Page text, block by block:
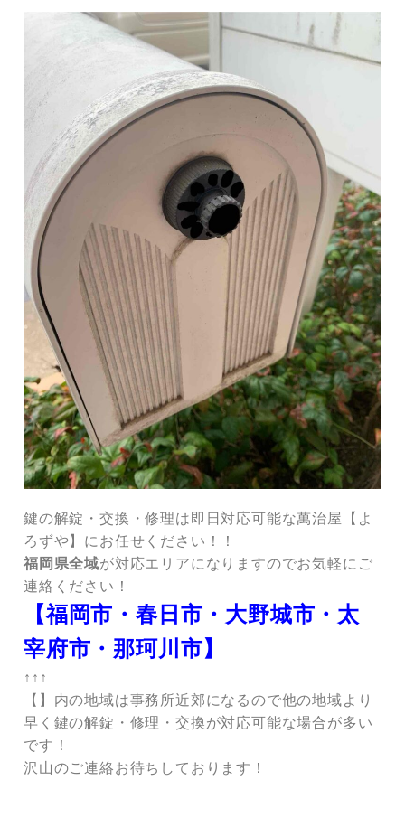
鍵の解錠・交換・修理は即日対応可能な萬治屋【よ
ろずや】にお任せください！！
福岡県全域が対応エリアになりますのでお気軽にご
連絡ください！
【福岡市・春日市・大野城市・太
宰府市・那珂川市】
↑↑↑
【】内の地域は事務所近郊になるので他の地域より
早く鍵の解錠・修理・交換が対応可能な場合が多い
です！
沢山のご連絡お待ちしております！